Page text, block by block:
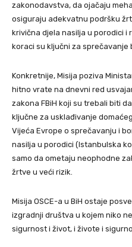
zakonodavstva, da ojačaju
osiguraju adekvatnu podršku
krivična djela nasilja u porodici i
koraci su ključni za sprečavanje
Konkretnije, Misija poziva
hitno vrate na dnevni red
zakona FBiH koji su trebali biti
ključne za usklađivanje
Vijeća Evrope o sprečavanju i
nasilja u porodici (Istanbulska
samo da ometaju neophodne
žrtve u veći rizik.
Misija OSCE-a u BiH ostaje
izgradnji društva u kojem niko
sigurnost i život, i živote i